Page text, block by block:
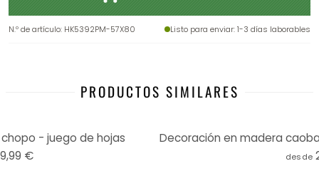
N.º de artículo: HK5392PM-57X80 Listo para enviar: 1-3 días laborables
PRODUCTOS SIMILARES
- juego de hojas
€
desde